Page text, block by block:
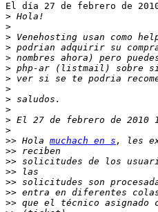
El día 27 de febrero de
>
>
>
>
>
>
>
>
>
>
> El 27 de febrero de 2010
>
>> Hola muchach en s
>>
>>
>>
>>
>>
>>